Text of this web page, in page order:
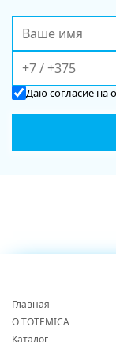
Даюсогласие на
Главная
О TOTEMICA
Каталог